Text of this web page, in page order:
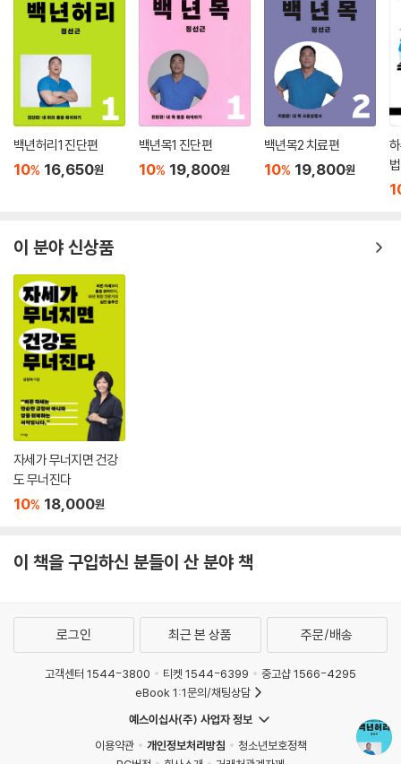
백년허리1 진단편
10% 16,650원
백년목1 진단편
10% 19,800원
백년목2 치료편
10% 19,800원
법
이 분야 신상품
자세가 무너지면 건강
도 무너진다
10% 18,000원
이 책을 구입하신 분들이 산 분야 책
로그인 최근 본 상품 주문/배송
고객센터 1544-3800 티켓 1544-6399
중고샵 1566-4295
eBook 1:1문의/채팅상담
예스이십사(주) 사업자 정보
이용약관
개인정보처리방침
청소년보호정책